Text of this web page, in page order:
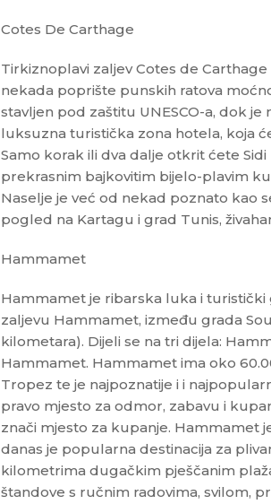
Cotes De Carthage
Tirkiznoplavi zaljev Cotes de
nekada poprište punskih ratova
stavljen pod zaštitu UNESCO-a, dok
luksuzna turistička zona hotela, koja
Samo korak ili dva dalje otkrit ćete
prekrasnim bajkovitim bijelo-plavim
Naselje je već od nekad poznato kao
pogled na Kartagu i grad Tunis,
Hammamet
Hammamet je ribarska luka i
zaljevu Hammamet, između grada
kilometara). Dijeli se na tri dijela:
Hammamet. Hammamet ima oko
Tropez te je najpoznatije i i
pravo mjesto za odmor, zabavu i
znači mjesto za kupanje. Hammamet
danas je popularna destinacija za
kilometrima dugačkim pješčanim
štandove s ručnim radovima, svilom,